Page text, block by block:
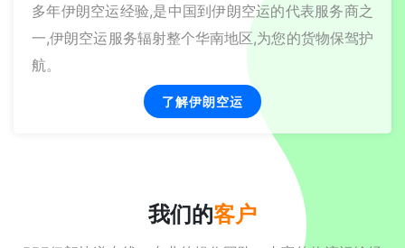
多年伊朗空运经验,是中国到伊朗空运的代表服务商之
一,伊朗空运服务辐射整个华南地区,为您的货物保驾护
航。
了解伊朗空运
我们的客户